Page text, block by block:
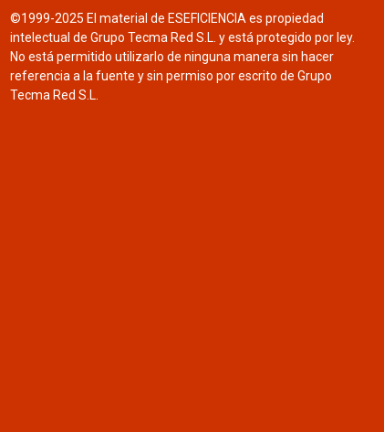
©1999-2025 El material de ESEFICIENCIA es propiedad
intelectual de Grupo Tecma Red S.L. y está protegido por ley.
No está permitido utilizarlo de ninguna manera sin hacer
referencia a la fuente y sin permiso por escrito de Grupo
Tecma Red S.L.